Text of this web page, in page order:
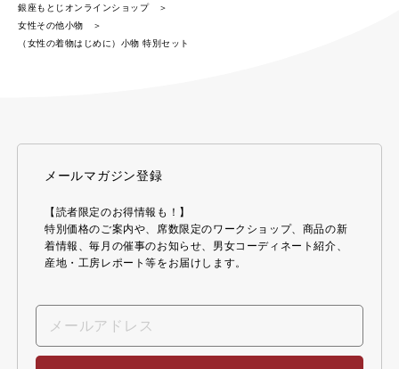
銀座もとじオンラインショップ
女性その他小物
（女性の着物はじめに）小物 特別セット
メールマガジン登録
【読者限定のお得情報も！】
特別価格のご案内や、席数限定のワークショップ、商品の新
着情報、毎月の催事のお知らせ、男女コーディネート紹介、
産地・工房レポート等をお届けします。